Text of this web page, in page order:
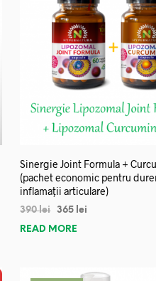
Sinergie Joint Formula +
(pachet economic pentru
inflamații articulare)
390lei 365 lei
READ MORE